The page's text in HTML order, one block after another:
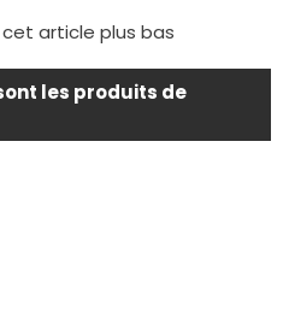
article plus bas
les produits de